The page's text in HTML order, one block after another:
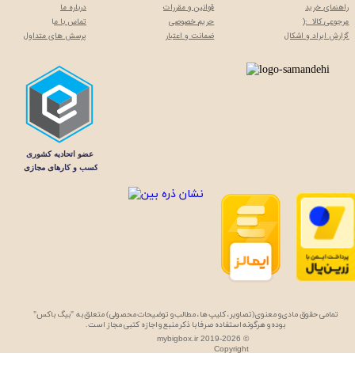
راهنمای خرید
مرجوعی کالا :(
گزارش ایراد و اشکال
قوانین و مقررات
حریم خصوصی
ضمانت و اعتبار
تمامی حقوق مادی و معنوی (تصاویر، کلیپ ها، مطالب و توضیحات محصولی) متعلق به "بیگ باکس"
بوده و هرگونه استفاده صرفا با ذکر منبع و اجازه کتبی مجاز است.
درباره ما
تماس با ما
پرسش های متداول
mybigbox.ir 2019-2026 ©
Copyright